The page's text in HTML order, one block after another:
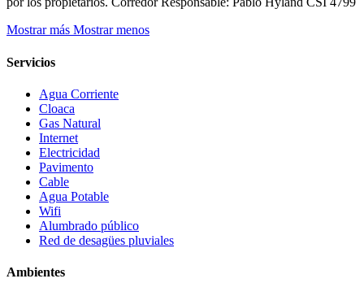
Mostrar más Mostrar menos
Servicios
Agua Corriente
Cloaca
Gas Natural
Internet
Electricidad
Pavimento
Cable
Agua Potable
Wifi
Alumbrado público
Red de desagües pluviales
Ambientes